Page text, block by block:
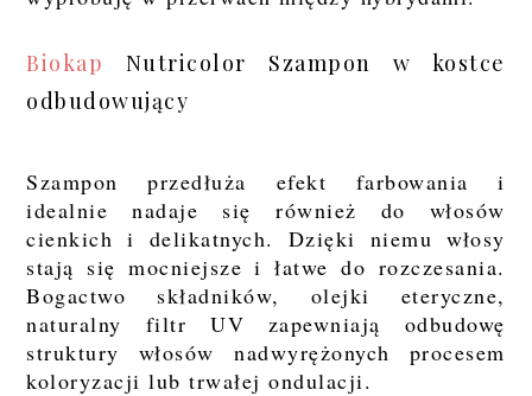
Biokap
Nutricolor Szampon w kostce
odbudowujący
Szampon przedłuża efekt farbowania i
idealnie nadaje się również do włosów
cienkich i delikatnych. Dzięki niemu włosy
stają się mocniejsze i łatwe do rozczesania.
Bogactwo składników, olejki eteryczne,
naturalny filtr UV zapewniają odbudowę
struktury włosów nadwyrężonych procesem
koloryzacji lub trwałej ondulacji.